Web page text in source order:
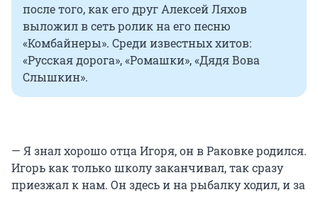
после того, как его друг Алексей Ляхов
выложил в сеть ролик на его песню
«Комбайнеры». Среди известных хитов:
«Русская дорога», «Ромашки», «Дядя Вова
Слышкин».
— Я знал хорошо отца Игоря, он в Раковке родился.
Игорь как только школу заканчивал, так сразу
приезжал к нам. Он здесь и на рыбалку ходил, и за